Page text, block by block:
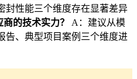
封性能三个维度存在显著差异
的技术实力？
A：建议从模
告、典型项目案例三个维度进